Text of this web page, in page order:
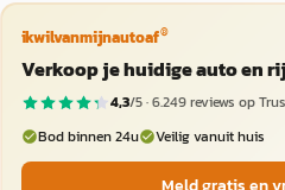
ikwilvanmijnautoaf®
Verkoop je huidige auto en
4,3/5 ·6.249reviews op
Bod binnen 24u
Veilig vanuit huis